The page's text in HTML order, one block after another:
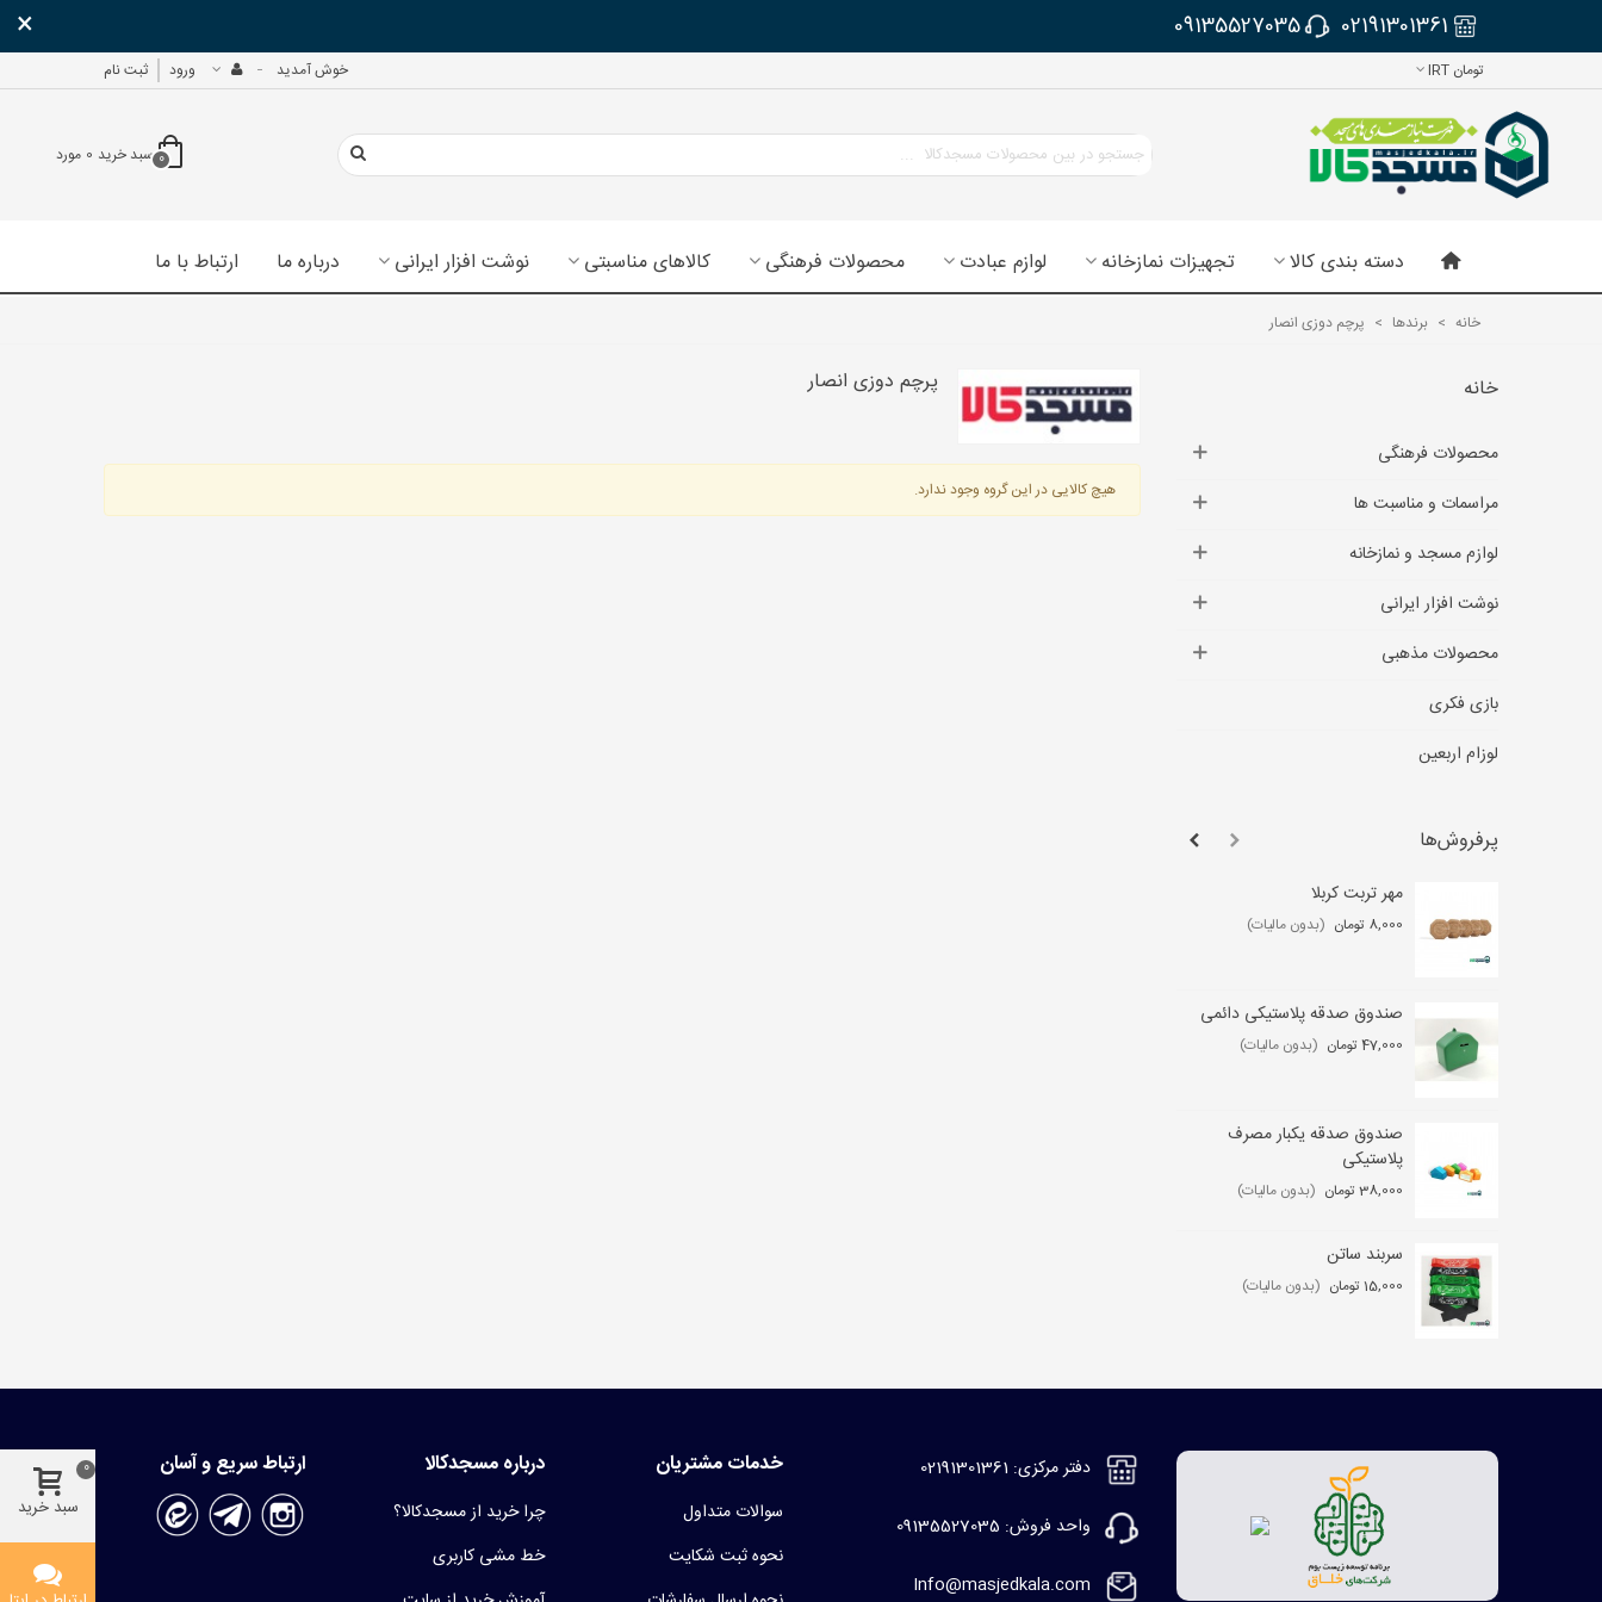
02191301361
09135527035
×
تومان IRT خوش آمدید ورود ثبت نام
0سبد خرید 0 مورد
دسته بندی کالا تجهیزات نمازخانه لوازم عبادت محصولات فرهنگی کالاهای مناسبتی نوشت افزار ایرانی درباره ما ارتباط با ما
خانه > برندها > پرچم دوزی انصار
خانه
محصولات فرهنگی
مراسمات و مناسبت ها
لوازم مسجد و نمازخانه
نوشت افزار ایرانی
محصولات مذهبی
بازی فکری
لوزام اربعین
پرفروش‌ها
مهر تربت کربلا
8,000 تومان (بدون مالیات)
صندوق صدقه پلاستیکی دائمی
47,000 تومان (بدون مالیات)
صندوق صدقه یکبار مصرف
پلاستیکی
38,000 تومان (بدون مالیات)
سربند ساتن
15,000 تومان (بدون مالیات)
پرچم دوزی انصار
هیچ کالایی در این گروه وجود ندارد.
دفتر مرکزی: 02191301361
واحد فروش: 09135527035
Info@masjedkala.com
خدمات مشتریان
سوالات متداول
نحوه ثبت شکایت
درباره مسجدکالا
چرا خرید از مسجدکالا؟
خط مشی کاربری
ارتباط سریع و آسان
سبد خرید
0